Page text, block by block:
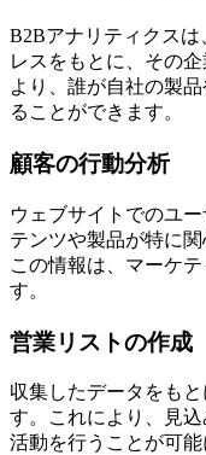
B2Bアナリティクス
レスをもとに、その
より、誰が自社の製
ることができます。
顧客の行動分析
ウェブサイトでのユ
テンツや製品が特に
この情報は、マーケ
す。
営業リストの作成
収集したデータをも
す。これにより、見
活動を行うことが可能